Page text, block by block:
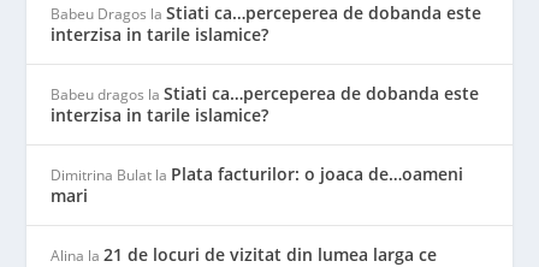
Babeu Dragos laStiati ca…perceperea de dobanda este
interzisa in tarile islamice?
Babeu dragos laStiati ca…perceperea de dobanda este
interzisa in tarile islamice?
Dimitrina Bulat la Plata facturilor: o joaca de…oameni
mari
Alina la21 de locuri de vizitat din lumea larga ce